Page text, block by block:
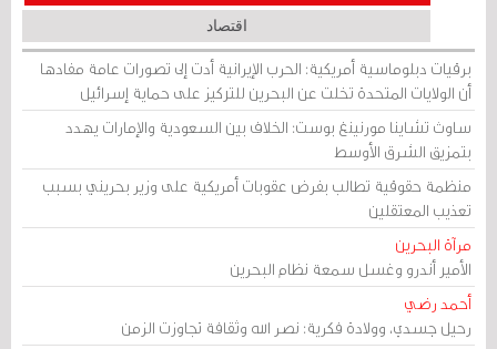
اقتصاد
برقيات دبلوماسية أمريكية: الحرب الإيرانية أدت إلى تصورات عامة مفادها
أن الولايات المتحدة تخلت عن البحرين للتركيز على حماية إسرائيل
ساوث تشاينا مورنينغ بوست: الخلاف بين السعودية والإمارات يهدد
بتمزيق الشرق الأوسط
منظمة حقوقية تطالب بفرض عقوبات أمريكية على وزير بحريني بسبب
تعذيب المعتقلين
مرآة البحرين
الأمير أندرو وغسل سمعة نظام البحرين
أحمد رضي
رحيل جسدي، وولادة فكرية: نصر الله وثقافة تجاوزت الزمن